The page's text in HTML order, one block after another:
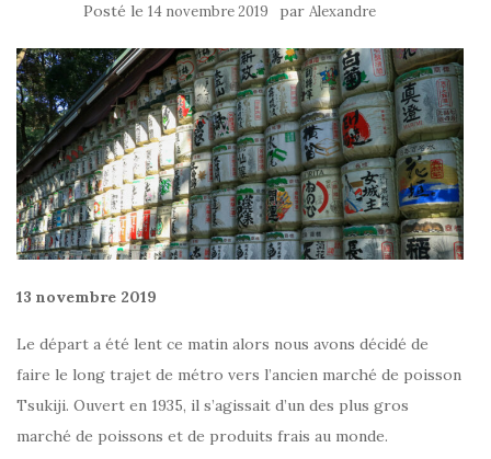
Posté le 14 novembre 2019 par Alexandre
13 novembre 2019
Le départ a été lent ce matin alors nous avons décidé de
faire le long trajet de métro vers l’ancien marché de poisson
Tsukiji. Ouvert en 1935, il s’agissait d’un des plus gros
marché de poissons et de produits frais au monde.